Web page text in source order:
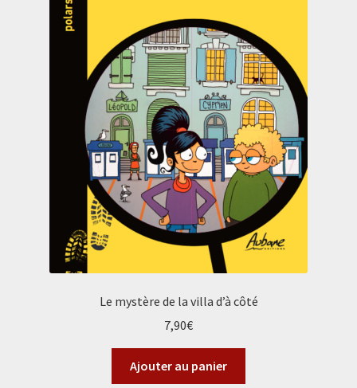
Le mystère de la villa d’à côté
7,90€
Ajouter au panier